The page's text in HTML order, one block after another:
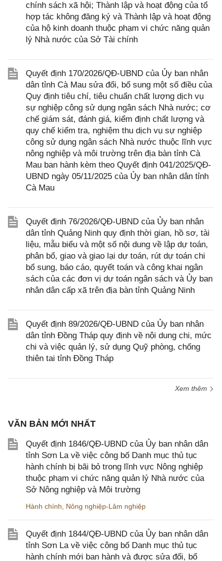
chính sách xã hội; Thành lập và hoạt động của tổ
hợp tác không đăng ký và Thành lập và hoạt động
của hộ kinh doanh thuộc phạm vi chức năng quản
lý Nhà nước của Sở Tài chính
Quyết định 170/2026/QĐ-UBND của Ủy ban nhân
dân tỉnh Cà Mau sửa đổi, bổ sung một số điều của
Quy định tiêu chí, tiêu chuẩn chất lượng dịch vụ
sự nghiệp công sử dụng ngân sách Nhà nước; cơ
chế giám sát, đánh giá, kiểm định chất lượng và
quy chế kiểm tra, nghiệm thu dịch vụ sự nghiệp
công sử dụng ngân sách Nhà nước thuộc lĩnh vực
nông nghiệp và môi trường trên địa bàn tỉnh Cà
Mau ban hành kèm theo Quyết định 041/2025/QĐ-
UBND ngày 05/11/2025 của Ủy ban nhân dân tỉnh
Cà Mau
Quyết định 76/2026/QĐ-UBND của Ủy ban nhân
dân tỉnh Quảng Ninh quy định thời gian, hồ sơ, tài
liệu, mẫu biểu và một số nội dung về lập dự toán,
phân bổ, giao và giao lại dự toán, rút dự toán chi
bổ sung, báo cáo, quyết toán và công khai ngân
sách của các đơn vị dự toán ngân sách và Ủy ban
nhân dân cấp xã trên địa bàn tỉnh Quảng Ninh
Quyết định 89/2026/QĐ-UBND của Ủy ban nhân
dân tỉnh Đồng Tháp quy định về nội dung chi, mức
chi và việc quản lý, sử dụng Quỹ phòng, chống
thiên tai tỉnh Đồng Tháp
Xem thêm
VĂN BẢN MỚI NHẤT
Quyết định 1846/QĐ-UBND của Ủy ban nhân dân
tỉnh Sơn La về việc công bố Danh mục thủ tục
hành chính bị bãi bỏ trong lĩnh vực Nông nghiệp
thuộc phạm vi chức năng quản lý Nhà nước của
Sở Nông nghiệp và Môi trường
Hành chính Nông nghiệp-Lâm nghiệp
Quyết định 1844/QĐ-UBND của Ủy ban nhân dân
tỉnh Sơn La về việc công bố Danh mục thủ tục
hành chính mới ban hành và được sửa đổi, bổ